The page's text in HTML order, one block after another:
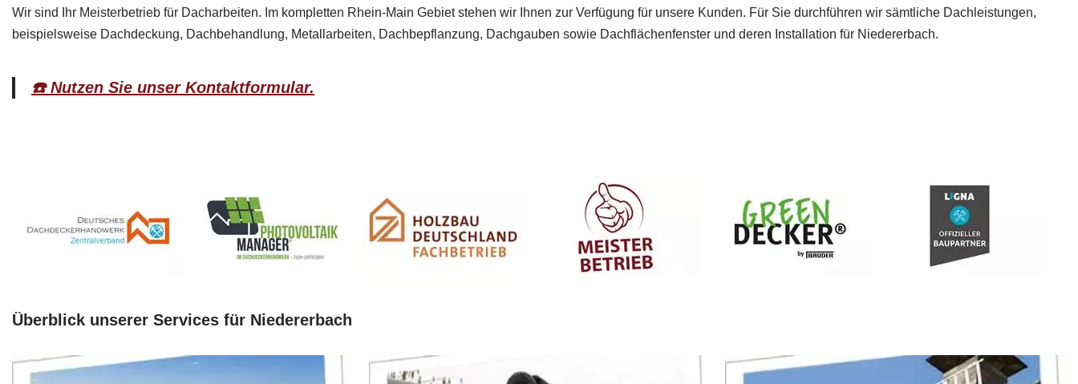
Wir sind Ihr Meisterbetrieb für Dacharbeiten. Im kompletten Rhein-Main Gebiet stehen wir Ihnen zur Verfügung für unsere Kunden. Für Sie durchführen wir sämtliche Dachleistungen,
beispielsweise Dachdeckung, Dachbehandlung, Metallarbeiten, Dachbepflanzung, Dachgauben sowie Dachflächenfenster und deren Installation für Niedererbach.
☎️ Nutzen Sie unser Kontaktformular.
Überblick unserer Services für Niedererbach